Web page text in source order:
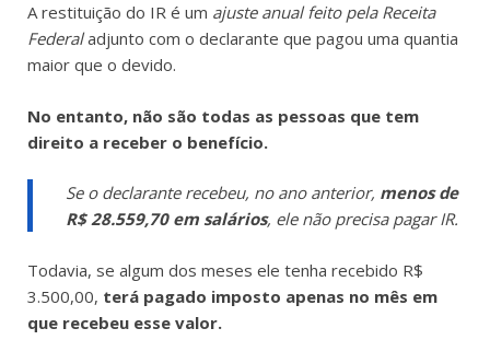
A restituição do IR é um ajuste anual feito pela Receita
Federaladjunto com o declarante que pagou uma quantia
maior que o devido.
No entanto, não são todas as pessoas que tem
direito a receber o benefício.
Se o declarante recebeu, no ano anterior, menos de
R$ 28.559,70 em salários, ele não precisa pagar IR.
Todavia, se algum dos meses ele tenha recebido R$
3.500,00, terá pagado imposto apenas no mês em
que recebeu esse valor.